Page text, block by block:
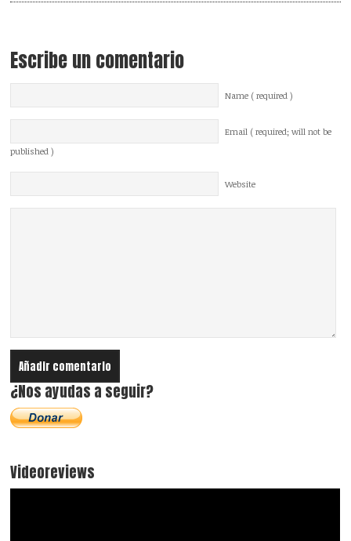
Escribe un comentario
Name ( required )
Email ( required; will not be
published )
Website
¿Nos ayudas a seguir?
Videoreviews